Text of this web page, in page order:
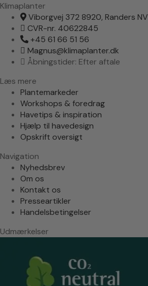
Klimaplanter
Viborgvej 372 8920, Randers NV
CVR-nr. 40622845
+45 61 66 51 56
Magnus@klimaplanter.dk
Åbningstider: Efter aftale
Læs mere
Plantemarkeder
Workshops & foredrag
Havetips & inspiration
Hjælp til havedesign
Opskrift oversigt
Navigation
Nyhedsbrev
Om os
Kontakt os
Presseartikler
Handelsbetingelser
Udmærkelser